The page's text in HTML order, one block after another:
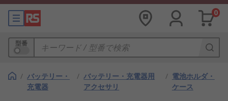
0
型番
/ バッテリー・
充電器
/ バッテリー・充電器用
アクセサリ
/ 電池ホルダ・
ケース